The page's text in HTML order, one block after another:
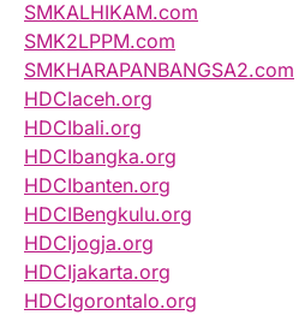
SMKALHIKAM.com
SMK2LPPM.com
SMKHARAPANBANGSA2.com
HDCIaceh.org
HDCIbali.org
HDCIbangka.org
HDCIbanten.org
HDCIBengkulu.org
HDCIjogja.org
HDCIjakarta.org
HDCIgorontalo.org